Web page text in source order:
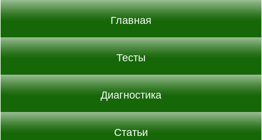
Главная
Тесты
Диагностика
Статьи